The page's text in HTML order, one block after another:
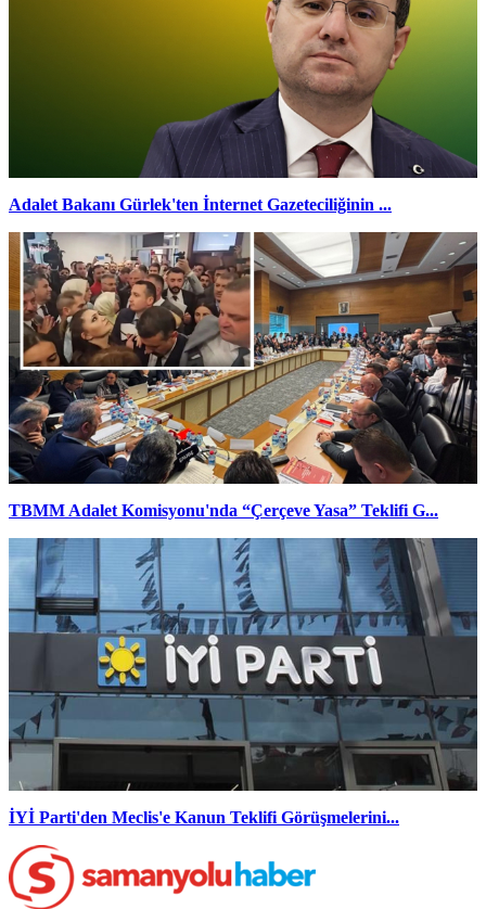
Adalet Bakanı Gürlek'ten İnternet Gazeteciliğinin ...
TBMM Adalet Komisyonu'nda “Çerçeve Yasa” Teklifi G...
İYİ Parti'den Meclis'e Kanun Teklifi Görüşmelerini...